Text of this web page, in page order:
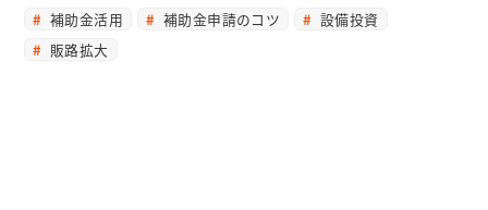
補助金活用
補助金申請のコツ
設備投資
販路拡大